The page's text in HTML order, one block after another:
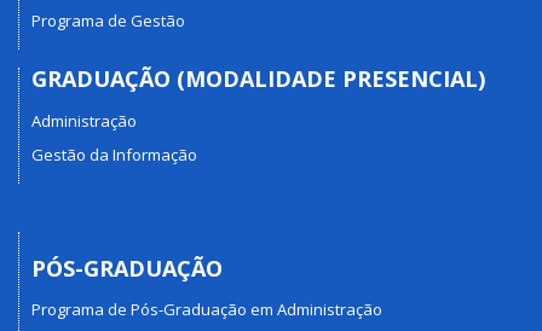
Programa de Gestão
GRADUAÇÃO (MODALIDADE PRESENCIAL)
Administração
Gestão da Informação
PÓS-GRADUAÇÃO
Programa de Pós-Graduação em Administração